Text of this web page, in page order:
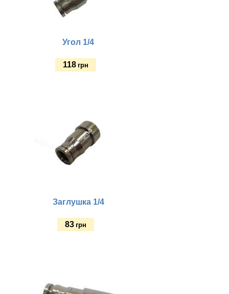
Угол 1/4
118 грн
Заглушка 1/4
83 грн